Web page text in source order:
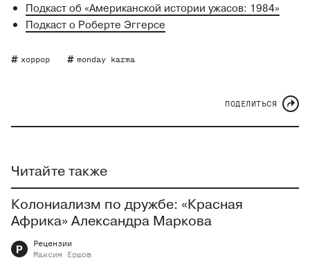
Подкаст об «Американской истории ужасов: 1984»
Подкаст о Роберте Эггерсе
хоррор monday karma
ПОДЕЛИТЬСЯ
Читайте также
Колониализм по дружбе: «Красная
Африка» Александра Маркова
Р
Рецензии
Максим
Ершов